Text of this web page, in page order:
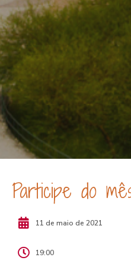
Participe do
11 de maio de 2021
19:00